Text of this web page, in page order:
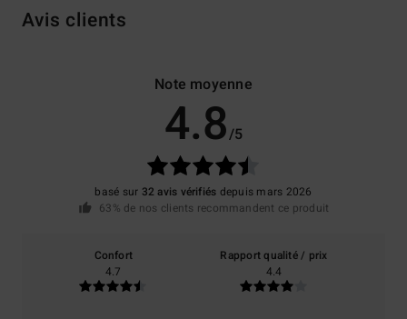
Avis clients
Note moyenne
4.8/5
basé sur 32 avis vérifiés depuis mars 2026
63% de nos clients recommandent ce produit
Confort
4.7
Rapport qualité / prix
4.4